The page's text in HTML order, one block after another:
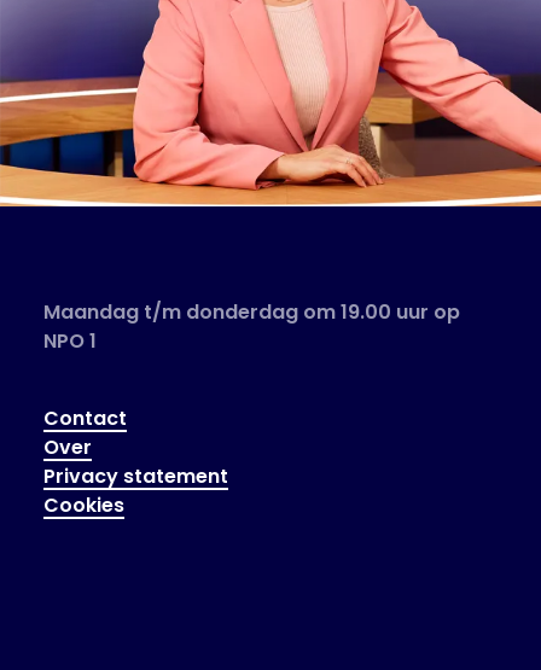
Maandag t/m donderdag om 19.00 uur op
NPO 1
Contact
Over
Privacy statement
Cookies